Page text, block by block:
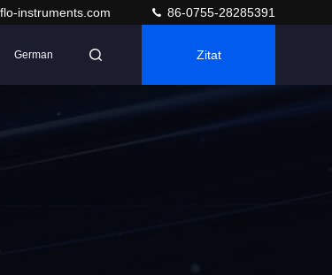
instruments.com 86-0755-28285391
German Zitat